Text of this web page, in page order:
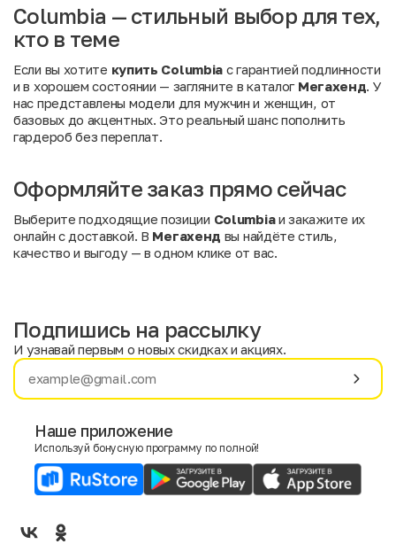
Columbia — стильный выбор для тех,
кто в теме
Если вы хотите купить Columbia с гарантией подлинности
и в хорошем состоянии — загляните в каталог Мегахенд . У
нас представлены модели для мужчин и женщин, от
базовых до акцентных. Это реальный шанс пополнить
гардероб без переплат.
Оформляйте заказ прямо сейчас
Выберите подходящие позиции Columbiaи закажите их
онлайн с доставкой. В Мегахенд вы найдёте стиль,
качество и выгоду — в одном клике от вас.
Имя
E-mail
Подпишись на рассылку
И узнавай первым о новых скидках и акциях.
Наше приложение
Используй бонусную программу по полной!